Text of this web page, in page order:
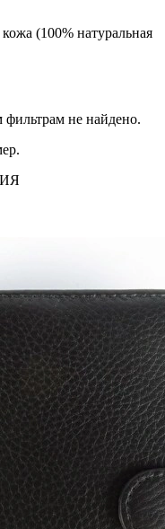
(100% натуральная
не найдено.